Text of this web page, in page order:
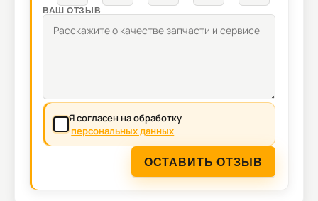
ВАШ ОТЗЫВ
Я согласен на обработку
персональных данных
ОСТАВИТЬ ОТЗЫВ